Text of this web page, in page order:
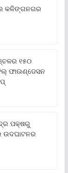
କଳିଙ୍ଗନଗର
୧୫୦
ଫାଉଣ୍ଡେସନ
ପକ୍ଷରୁ
ଉଦଘାଟନର